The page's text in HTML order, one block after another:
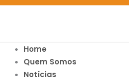
Home
Quem Somos
Notícias